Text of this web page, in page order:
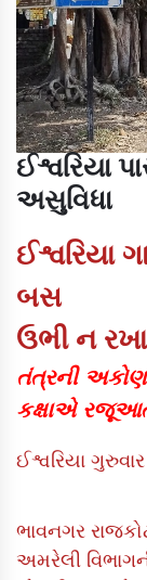
ઈશ્વરિયા
અસુવિધા
ઈશ્વરિયા
બસ
ઉભી ન
તંત્રની
કક્ષાએ
ઈશ્વરિયા
ભાવનગર
અમરેલી